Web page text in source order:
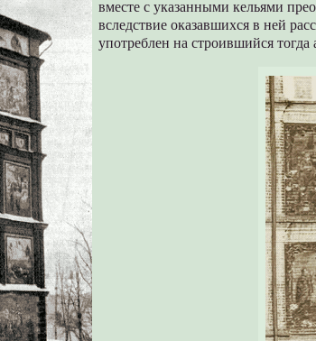
вместе с указанными кельями
вследствие оказавшихся в ней
употреблен на строившийся